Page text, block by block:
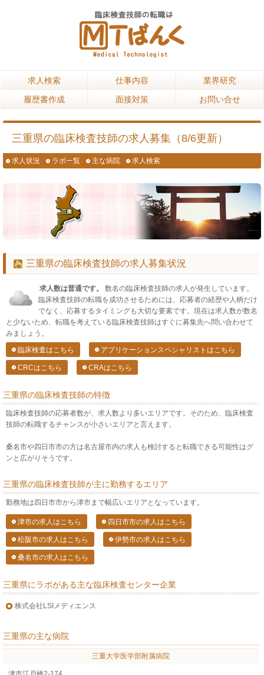
求人検索
求人検索 仕事内容
仕事内容 業界研究
業界研究
履歴書作成
履歴書作成 面接対策
面接対策 お問い合せ
お問い合せ
三重県の臨床検査技師の求人募集（8/6更新）
求人状況 ラボ一覧 主な病院 求人検索
三重県の臨床検査技師の求人募集状況
求人数は普通です。
数名の臨床検査技師の求人が発生しています。
臨床検査技師の転職を成功させるためには、応募者の経歴や人柄だけ
でなく、応募するタイミングも大切な要素です。現在は求人数が数名
と少ないため、転職を考えている臨床検査技師はすぐに募集先へ問い合わせて
みましょう。
臨床検査はこちら
アプリケーションスペシャリストはこちら
CRCはこちら CRAはこちら
三重県の臨床検査技師の特徴
臨床検査技師の応募者数が、求人数より多いエリアです。そのため、臨床検査
技師の転職するチャンスが小さいエリアと言えます。
桑名市や四日市市の方は名古屋市内の求人も検討すると転職できる可能性はグ
ンと広がりそうです。
三重県の臨床検査技師が主に勤務するエリア
勤務地は四日市市から津市まで幅広いエリアとなっています。
津市の求人はこちら 四日市市の求人はこちら
松阪市の求人はこちら 伊勢市の求人はこちら
桑名市の求人はこちら
三重県にラボがある主な臨床検査センター企業
株式会社LSIメディエンス
三重県の主な病院
三重大学医学部附属病院